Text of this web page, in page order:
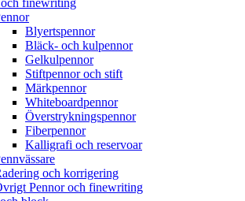
finewriting
Blyertspennor
Bläck- och kulpennor
Gelkulpennor
Stiftpennor och stift
Märkpennor
Whiteboardpennor
Överstrykningspennor
Fiberpennor
Kalligrafi och reservoar
och korrigering
Pennor och finewriting